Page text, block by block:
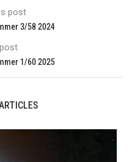
post
3/58 2024
1/60 2025